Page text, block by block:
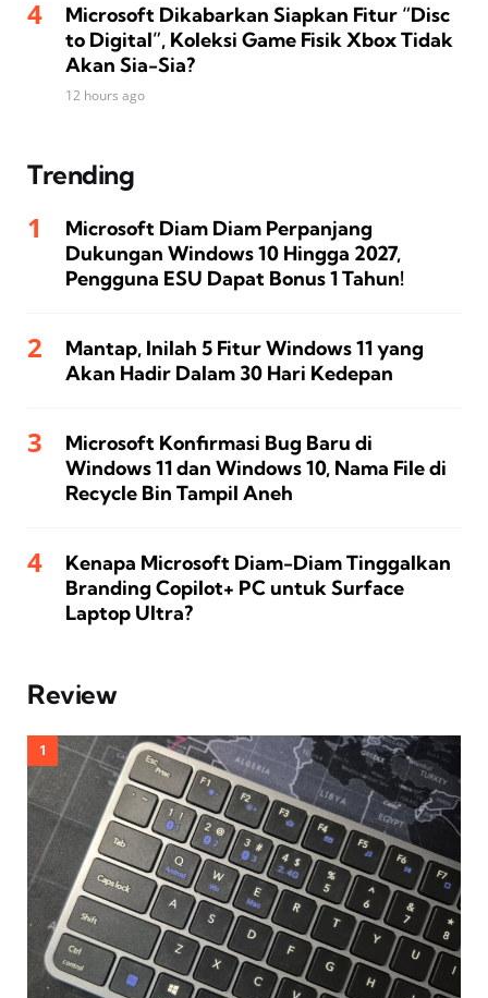
Microsoft Dikabarkan Siapkan Fitur “Disc
to Digital”, Koleksi Game Fisik Xbox Tidak
Akan Sia-Sia?
12 hours ago
Trending
Microsoft Diam Diam Perpanjang
Dukungan Windows 10 Hingga 2027,
Pengguna ESU Dapat Bonus 1 Tahun!
Mantap, Inilah 5 Fitur Windows 11 yang
Akan Hadir Dalam 30 Hari Kedepan
Microsoft Konfirmasi Bug Baru di
Windows 11 dan Windows 10, Nama File di
Recycle Bin Tampil Aneh
Kenapa Microsoft Diam-Diam Tinggalkan
Branding Copilot+ PC untuk Surface
Laptop Ultra?
Review